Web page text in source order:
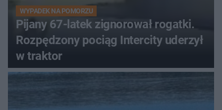
WYPADEK NA POMORZU
Pijany 67-latek zignorował rogatki.
Rozpędzony pociąg Intercity uderzył
w traktor